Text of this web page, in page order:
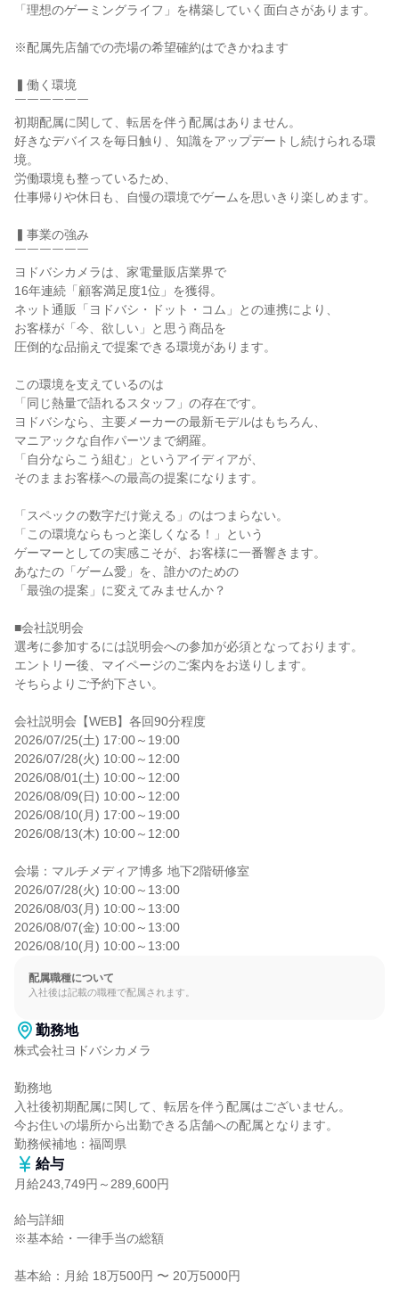
「理想のゲーミングライフ」を構築していく面白さがあります。
※配属先店舗での売場の希望確約はできかねます
▍働く環境
￣￣￣￣￣￣
初期配属に関して、転居を伴う配属はありません。
好きなデバイスを毎日触り、知識をアップデートし続けられる環
境。
労働環境も整っているため、
仕事帰りや休日も、自慢の環境でゲームを思いきり楽しめます。
▍事業の強み
￣￣￣￣￣￣
ヨドバシカメラは、家電量販店業界で
16年連続「顧客満足度1位」を獲得。
ネット通販「ヨドバシ・ドット・コム」との連携により、
お客様が「今、欲しい」と思う商品を
圧倒的な品揃えで提案できる環境があります。
この環境を支えているのは
「同じ熱量で語れるスタッフ」の存在です。
ヨドバシなら、主要メーカーの最新モデルはもちろん、
マニアックな自作パーツまで網羅。
「自分ならこう組む」というアイディアが、
そのままお客様への最高の提案になります。
「スペックの数字だけ覚える」のはつまらない。
「この環境ならもっと楽しくなる！」という
ゲーマーとしての実感こそが、お客様に一番響きます。
あなたの「ゲーム愛」を、誰かのための
「最強の提案」に変えてみませんか？
■会社説明会
選考に参加するには説明会への参加が必須となっております。
エントリー後、マイページのご案内をお送りします。
そちらよりご予約下さい。
会社説明会【WEB】各回90分程度
2026/07/25(土) 17:00～19:00
2026/07/28(火) 10:00～12:00
2026/08/01(土) 10:00～12:00
2026/08/09(日) 10:00～12:00
2026/08/10(月) 17:00～19:00
2026/08/13(木) 10:00～12:00
会場：マルチメディア博多 地下2階研修室
2026/07/28(火) 10:00～13:00
2026/08/03(月) 10:00～13:00
2026/08/07(金) 10:00～13:00
2026/08/10(月) 10:00～13:00
配属職種について
入社後は記載の職種で配属されます。
勤務地
株式会社ヨドバシカメラ
勤務地
入社後初期配属に関して、転居を伴う配属はございません。
今お住いの場所から出勤できる店舗への配属となります。
勤務候補地：福岡県
給与
月給243,749円～289,600円
給与詳細
※基本給・一律手当の総額
基本給：月給 18万500円 〜 20万5000円